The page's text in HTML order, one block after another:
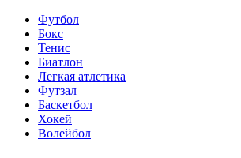
Футбол
Бокс
Тенис
Биатлон
Легкая атлетика
Футзал
Баскетбол
Хокей
Волейбол